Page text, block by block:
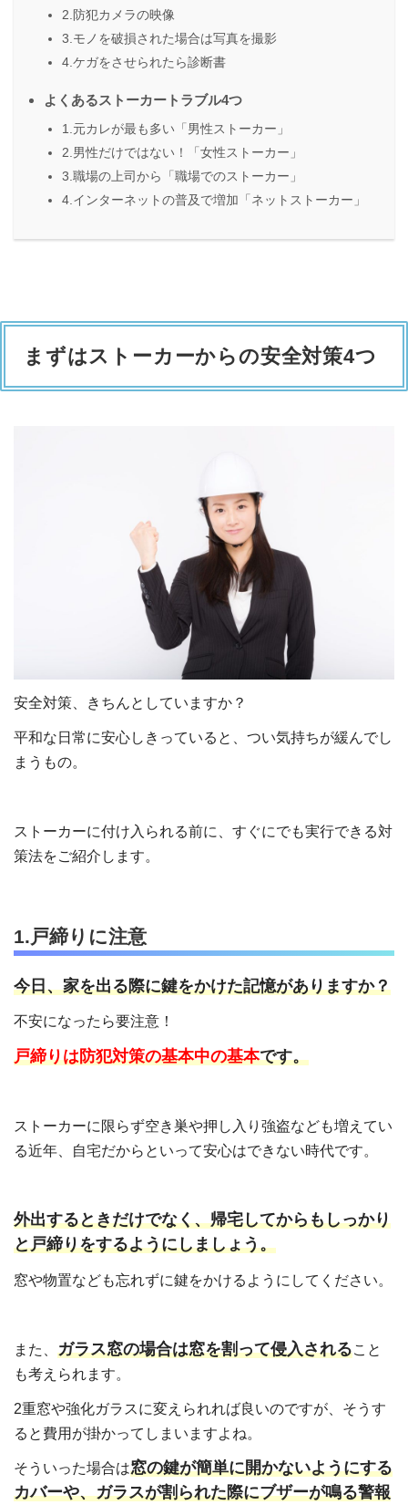
2.防犯カメラの映像
3.モノを破損された場合は写真を撮影
4.ケガをさせられたら診断書
よくあるストーカートラブル4つ
1.元カレが最も多い「男性ストーカー」
2.男性だけではない！「女性ストーカー」
3.職場の上司から「職場でのストーカー」
4.インターネットの普及で増加「ネットストーカー」
まずはストーカーからの安全対策4つ
安全対策、きちんとしていますか？
平和な日常に安心しきっていると、つい気持ちが緩んでし
まうもの。
ストーカーに付け入られる前に、すぐにでも実行できる対
策法をご紹介します。
1.戸締りに注意
今日、家を出る際に鍵をかけた記憶がありますか？
不安になったら要注意！
戸締りは防犯対策の基本中の基本です。
ストーカーに限らず空き巣や押し入り強盗なども増えてい
る近年、自宅だからといって安心はできない時代です。
外出するときだけでなく、帰宅してからもしっかり
と戸締りをするようにしましょう。
窓や物置なども忘れずに鍵をかけるようにしてください。
また、 ガラス窓の場合は窓を割って侵入されること
も考えられます。
2重窓や強化ガラスに変えられれば良いのですが、そうす
ると費用が掛かってしまいますよね。
そういった場合は窓の鍵が簡単に開かないようにする
カバーや、ガラスが割られた際にブザーが鳴る警報